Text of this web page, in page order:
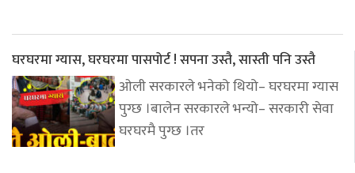
घरघरमा ग्यास, घरघरमा पासपोर्ट ! सपना उस्तै, सास्ती पनि उस्तै
ओली सरकारले भनेको थियो– घरघरमा ग्यास
पुग्छ ।बालेन सरकारले भन्यो– सरकारी सेवा
घरघरमै पुग्छ ।तर